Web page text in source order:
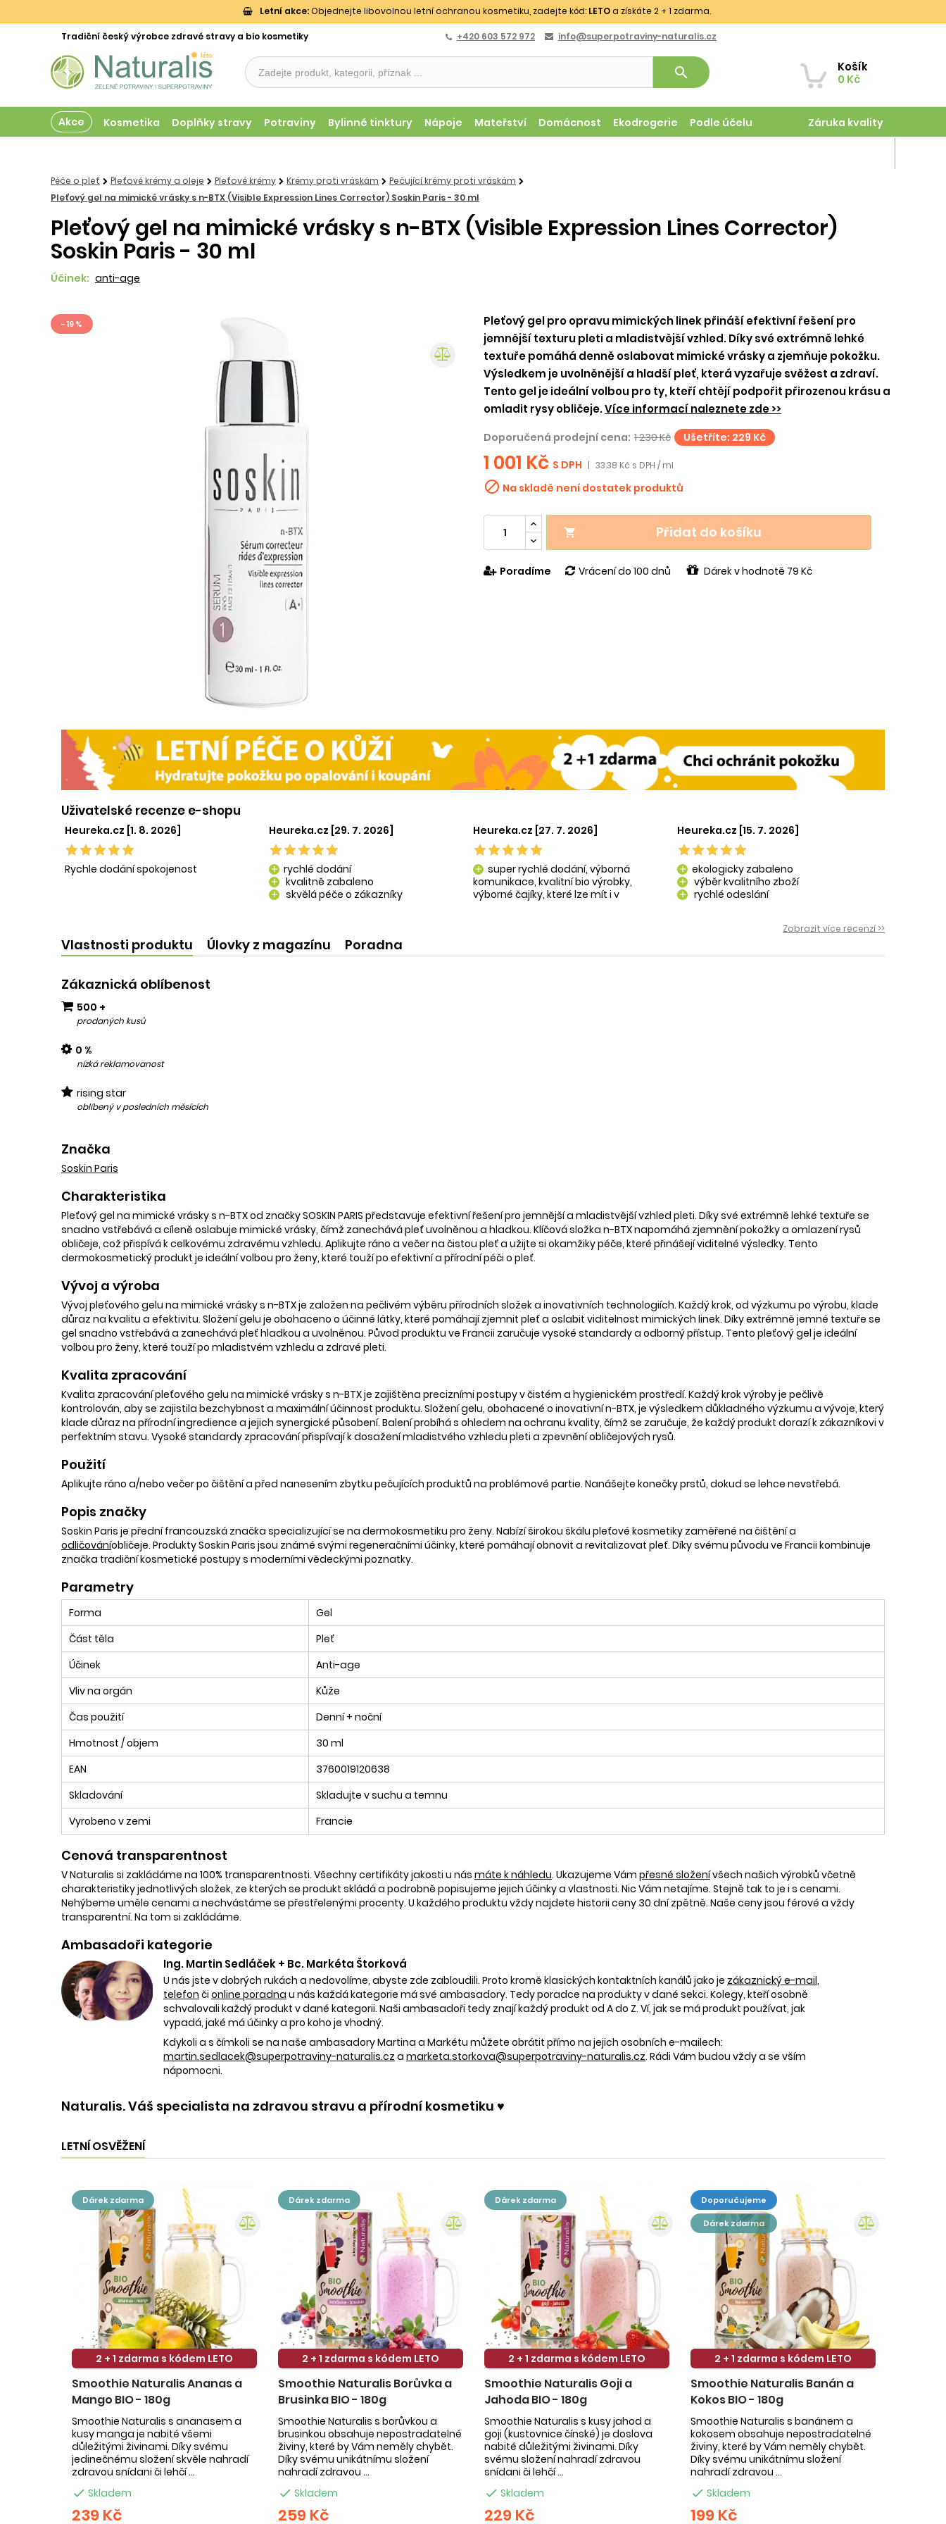
Letní akce:Objednejte libovolnou letní ochranou kosmetiku, zadejte kód: LETOa získáte 2 + 1 zdarma.
Tradiční český výrobce zdravé stravy a bio kosmetiky +420 603 572 972 info@superpotraviny-naturalis.cz
Košík
0 Kč
search
Akce Kosmetika Doplňky stravy Potraviny Bylinné tinktury Nápoje Mateřství Domácnost Ekodrogerie Podle účelu Záruka kvality
Péče o pleť Pleťové krémy a oleje Pleťové krémy Krémy proti vráskám
Pečující krémy proti vráskám
Pleťový gel na mimické vrásky s n-BTX (Visible Expression Lines Corrector) Soskin Paris - 30 ml
Pleťový gel na mimické vrásky s n-BTX (Visible Expression Lines Corrector)
Soskin Paris - 30 ml
Účinek: anti-age
- 19 %
Pleťový gel pro opravu mimických linek přináší efektivní řešení pro
jemnější texturu pleti a mladistvější vzhled. Díky své extrémně lehké
textuře pomáhá denně oslabovat mimické vrásky a zjemňuje pokožku.
Výsledkem je uvolněnější a hladší pleť, která vyzařuje svěžest a zdraví.
Tento gel je ideální volbou pro ty, kteří chtějí podpořit přirozenou krásu a
omladit rysy obličeje.Více informací naleznete zde >>
Doporučená prodejní cena: 1 230 Kč Ušetříte: 229 Kč
1 001 Kč S DPH | 33.38 Kč s DPH / ml
 Na skladě není dostatek produktů
 Přidat do košíku
Poradíme Vrácení do 100 dnů Dárek v hodnotě 79 Kč
Uživatelské recenze e-shopu
Heureka.cz [1. 8. 2026]
Rychle dodání spokojenost
Heureka.cz [29. 7. 2026]
add rychlé dodání
add kvalitně zabaleno
add skvělá péče o zákazníky
Heureka.cz [27. 7. 2026]
add super rychlé dodání, výborná
komunikace, kvalitní bio výrobky,
výborné čajíky, které lze mít i v
Heureka.cz [15. 7. 2026]
add ekologicky zabaleno
add výběr kvalitního zboží
add rychlé odeslání
Zobrazit více recenzí >>
Vlastnosti produktu Úlovky z magazínu Poradna
Zákaznická oblíbenost
500 +
prodaných kusů
0 %
nízká reklamovanost
rising star
oblíbený v posledních měsících
Značka
Soskin Paris
Charakteristika
Pleťový gel na mimické vrásky s n-BTX od značky SOSKIN PARIS představuje efektivní řešení pro jemnější a mladistvější vzhled pleti. Díky své extrémně lehké textuře se
snadno vstřebává a cíleně oslabuje mimické vrásky, čímž zanechává pleť uvolněnou a hladkou. Klíčová složka n-BTX napomáhá zjemnění pokožky a omlazení rysů
obličeje, což přispívá k celkovému zdravému vzhledu. Aplikujte ráno a večer na čistou pleť a užijte si okamžiky péče, které přinášejí viditelné výsledky. Tento
dermokosmetický produkt je ideální volbou pro ženy, které touží po efektivní a přírodní péči o pleť.
Vývoj a výroba
Vývoj pleťového gelu na mimické vrásky s n-BTX je založen na pečlivém výběru přírodních složek a inovativních technologiích. Každý krok, od výzkumu po výrobu, klade
důraz na kvalitu a efektivitu. Složení gelu je obohaceno o účinné látky, které pomáhají zjemnit pleť a oslabit viditelnost mimických linek. Díky extrémně jemné textuře se
gel snadno vstřebává a zanechává pleť hladkou a uvolněnou. Původ produktu ve Francii zaručuje vysoké standardy a odborný přístup. Tento pleťový gel je ideální
volbou pro ženy, které touží po mladistvém vzhledu a zdravé pleti.
Kvalita zpracování
Kvalita zpracování pleťového gelu na mimické vrásky s n-BTX je zajištěna precizními postupy v čistém a hygienickém prostředí. Každý krok výroby je pečlivě
kontrolován, aby se zajistila bezchybnost a maximální účinnost produktu. Složení gelu, obohacené o inovativní n-BTX, je výsledkem důkladného výzkumu a vývoje, který
klade důraz na přírodní ingredience a jejich synergické působení. Balení probíhá s ohledem na ochranu kvality, čímž se zaručuje, že každý produkt dorazí k zákazníkovi v
perfektním stavu. Vysoké standardy zpracování přispívají k dosažení mladistvého vzhledu pleti a zpevnění obličejových rysů.
Použití
Aplikujte ráno a/nebo večer po čištění a před nanesením zbytku pečujících produktů na problémové partie. Nanášejte konečky prstů, dokud se lehce nevstřebá.
Popis značky
Soskin Paris je přední francouzská značka specializující se na dermokosmetiku pro ženy. Nabízí širokou škálu pleťové kosmetiky zaměřené na čištění a
odličováníobličeje. Produkty Soskin Paris jsou známé svými regeneračními účinky, které pomáhají obnovit a revitalizovat pleť. Díky svému původu ve Francii kombinuje
značka tradiční kosmetické postupy s moderními vědeckými poznatky.
Parametry
Forma
Gel
Část těla
Pleť
Účinek
Anti-age
Vliv na orgán
Kůže
Čas použití
Denní + noční
Hmotnost / objem
30 ml
EAN
3760019120638
Skladování
Skladujte v suchu a temnu
Vyrobeno v zemi
Francie
Cenová transparentnost
V Naturalis si zakládáme na 100% transparentnosti. Všechny certifikáty jakosti u nás máte k náhledu. Ukazujeme Vám přesné složenívšech našich výrobků včetně
charakteristiky jednotlivých složek, ze kterých se produkt skládá a podrobně popisujeme jejich účinky a vlastnosti. Nic Vám netajíme. Stejně tak to je i s cenami.
Nehýbeme uměle cenami a nechvástáme se přestřelenými procenty. U každého produktu vždy najdete historii ceny 30 dní zpětně. Naše ceny jsou férové a vždy
transparentní. Na tom si zakládáme.
Ambasadoři kategorie
Ing. Martin Sedláček + Bc. Markéta Štorková
U nás jste v dobrých rukách a nedovolíme, abyste zde zabloudili. Proto kromě klasických kontaktních kanálů jako je zákaznický e-mail,
telefon či online poradna u nás každá kategorie má své ambasadory. Tedy poradce na produkty v dané sekci. Kolegy, kteří osobně
schvalovali každý produkt v dané kategorii. Naši ambasadoři tedy znají každý produkt od A do Z. Ví, jak se má produkt používat, jak
vypadá, jaké má účinky a pro koho je vhodný.
Kdykoli a s čímkoli se na naše ambasadory Martina a Markétu můžete obrátit přímo na jejich osobních e-mailech:
martin.sedlacek@superpotraviny-naturalis.cz a marketa.storkova@superpotraviny-naturalis.cz. Rádi Vám budou vždy a se vším
nápomocni.
Naturalis. Váš specialista na zdravou stravu a přírodní kosmetiku ♥️
LETNÍ OSVĚŽENÍ
dárek zdarma
2 + 1 zdarma s kódem LETO
Smoothie Naturalis Ananas a
Mango BIO - 180g
Smoothie Naturalis s ananasem a
kusy manga je nabité všemi
důležitými živinami. Díky svému
jedinečnému složení skvěle nahradí
zdravou snídani či lehčí ...
 Skladem
239 Kč
dárek zdarma
2 + 1 zdarma s kódem LETO
Smoothie Naturalis Borůvka a
Brusinka BIO - 180g
Smoothie Naturalis s borůvkou a
brusinkou obsahuje nepostradatelné
živiny, které by Vám neměly chybět.
Díky svému unikátnímu složení
nahradí zdravou ...
 Skladem
259 Kč
dárek zdarma
2 + 1 zdarma s kódem LETO
Smoothie Naturalis Goji a
Jahoda BIO - 180g
Smoothie Naturalis s kusy jahod a
goji (kustovnice čínské) je doslova
nabité důležitými živinami. Díky
svému složení nahradí zdravou
snídani či lehčí ...
 Skladem
229 Kč
doporučujeme
dárek zdarma
2 + 1 zdarma s kódem LETO
Smoothie Naturalis Banán a
Kokos BIO - 180g
Smoothie Naturalis s banánem a
kokosem obsahuje nepostradatelné
živiny, které by Vám neměly chybět.
Díky svému unikátnímu složení
nahradí zdravou ...
 Skladem
199 Kč